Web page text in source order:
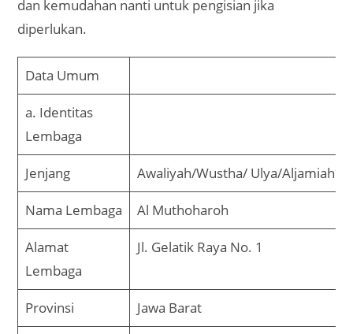
dan kemudahan nanti untuk pengisian jika
diperlukan.
Data Umum
a. Identitas
Lembaga
Jenjang Awaliyah/Wustha/ Ulya/Aljamiah*
Nama Lembaga Al Muthoharoh
Alamat
Lembaga
Jl. Gelatik Raya No. 1
Provinsi Jawa Barat